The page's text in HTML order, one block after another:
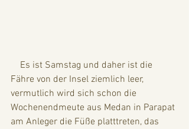
Fähre von der Insel ziemlich leer,
vermutlich wird sich schon die
Wochenendmeute aus Medan in Parapat
am Anleger die Füße platttreten, das